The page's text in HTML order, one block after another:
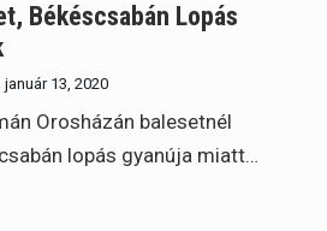
Békéscsabán Lopás
január 13, 2020
Orosházán balesetnél
lopás gyanúja miatt…